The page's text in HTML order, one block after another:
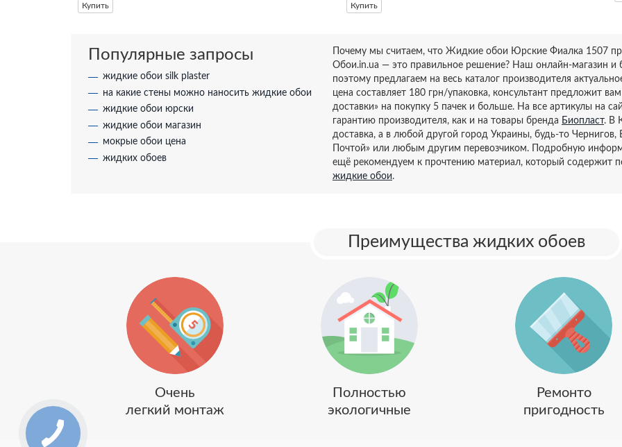
Купить
Купить
Популярные запросы
жидкие обои silk plaster
на какие стены можно наносить жидкие обои
жидкие обои юрски
жидкие обои магазин
мокрые обои цена
жидких обоев
Почему мы считаем, что Жидкие обои Юрские Фиалка 1507
Обои.in.ua — это правильное решение? Наш онлайн-магазин
поэтому предлагаем на весь каталог производителя
цена составляет 180 грн/упаковка, консультант предложит
доставки» на покупку 5 пачек и больше. На все артикулы на
гарантию производителя, как и на товары бренда Биопласт. В
доставка, а в любой другой город Украины, будь-то
Почтой» или любым другим перевозчиком. Подробную
ещё рекомендуем к прочтению материал, который содержит
жидкие обои.
Преимущества жидких обоев
Очень
легкий монтаж
Полностью
экологичные
Ремонто
пригодность